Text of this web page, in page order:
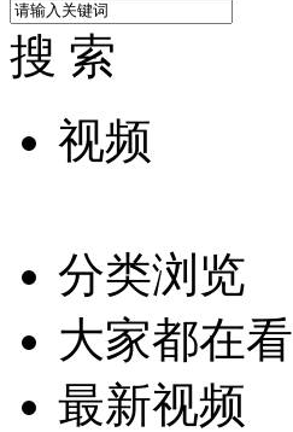
搜 索
视频
分类浏览
大家都在看
最新视频